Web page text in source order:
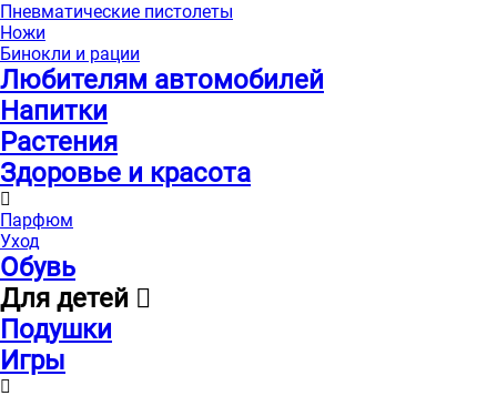
Пневматические пистолеты
Ножи
Бинокли и рации
Любителям автомобилей
Напитки
Растения
Здоровье и красота
Парфюм
Уход
Обувь
Для детей
Подушки
Игры